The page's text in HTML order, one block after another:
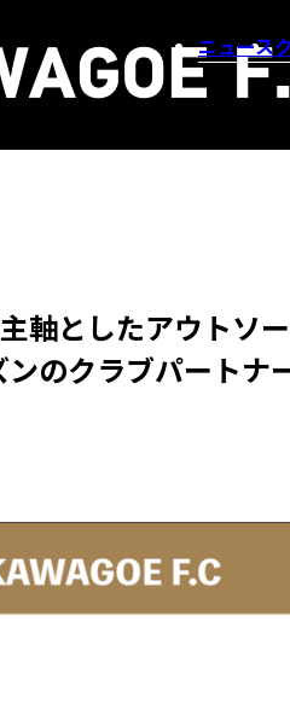
ニュース
軸としたアウトソ
のクラブパートナ